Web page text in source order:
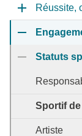
Réussite,
Statuts
Sportif
Artiste